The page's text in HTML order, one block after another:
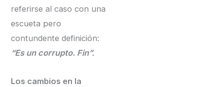
referirse al caso con una
escueta pero
contundente definición:
“Es un corrupto. Fin”.
Los cambios en la